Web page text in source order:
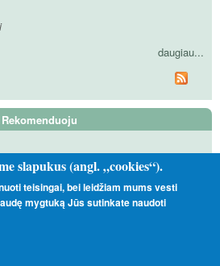
daugiau...
Rekomenduoju
Tas Toks Kitoks
satanistai
Nepavėjui
slapukus (angl. „cookies“).
teisingai, bei leidžiam mums vesti
mygtuką Jūs sutinkate naudoti